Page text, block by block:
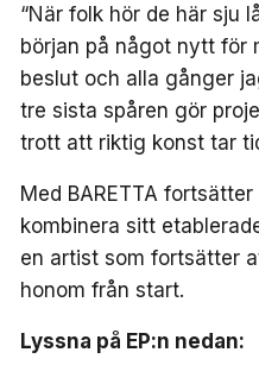
“När folk hör de här sju
början på något nytt för
beslut och alla gånger
tre sista spåren gör
trott att riktig konst tar
Med BARETTA
kombinera sitt
en artist som fortsätter
honom från start.
Lyssna på EP:n nedan: